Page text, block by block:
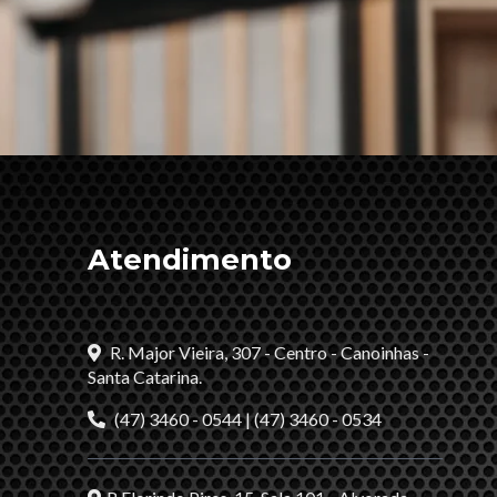
Atendimento
R. Major Vieira, 307 - Centro - Canoinhas -
Santa Catarina.
(47) 3460 - 0544 | (47) 3460 - 0534